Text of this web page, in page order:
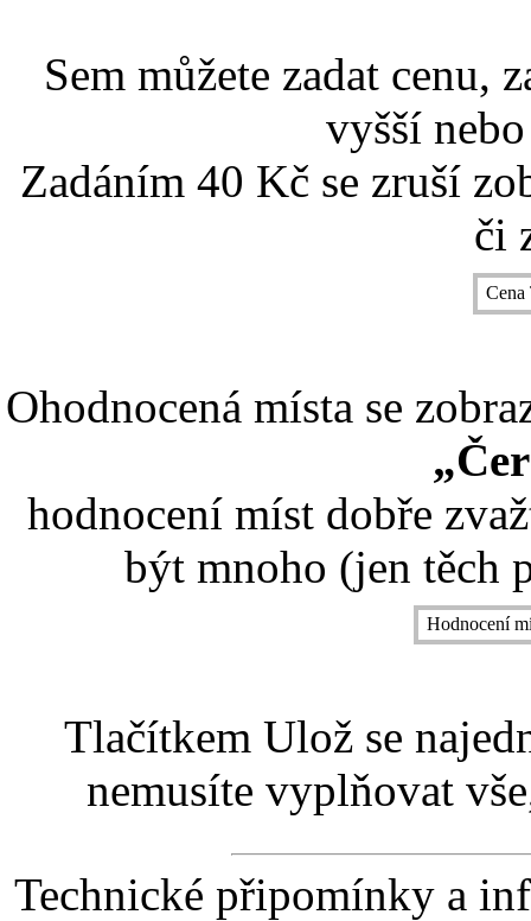
Sem můžete zadat cenu,
vyšší
Zadáním 40 Kč se zruší
či
Ohodnocená místa se
hodnocení míst dobře
být mnoho (jen těch
Hodnocení
Tlačítkem Ulož se
nemusíte vyplňovat
Technické připomínky a